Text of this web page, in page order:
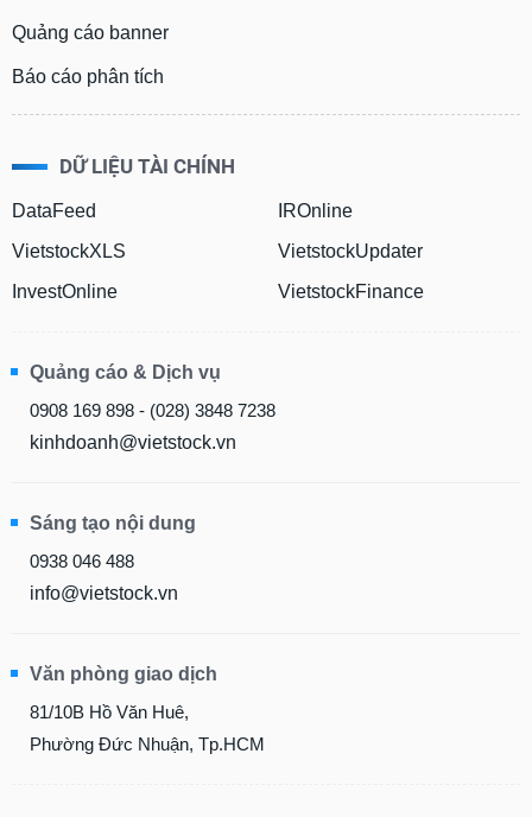
Quảng cáo banner
Báo cáo phân tích
DỮ LIỆU TÀI CHÍNH
DataFeed
VietstockXLS
InvestOnline
IROnline
VietstockUpdater
VietstockFinance
Quảng cáo & Dịch vụ
0908 169 898 - (028) 3848 7238
kinhdoanh@vietstock.vn
Sáng tạo nội dung
0938 046 488
info@vietstock.vn
Văn phòng giao dịch
81/10B Hồ Văn Huê,
Phường Đức Nhuận, Tp.HCM